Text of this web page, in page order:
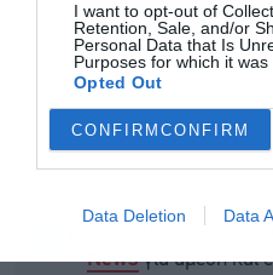
I want to opt-out of
Retention, Sale, and/or
Personal Data that Is
Purposes for which it was
Opted Out
CONFIRM CONFIRM
Data Deletion Data
Ακολουθήστε το
Newsγια άμεση και